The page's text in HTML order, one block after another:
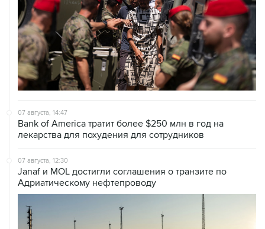
07 августа, 14:47
Bank of America тратит более $250 млн в год на
лекарства для похудения для сотрудников
07 августа, 12:30
Janaf и MOL достигли соглашения о транзите по
Адриатическому нефтепроводу